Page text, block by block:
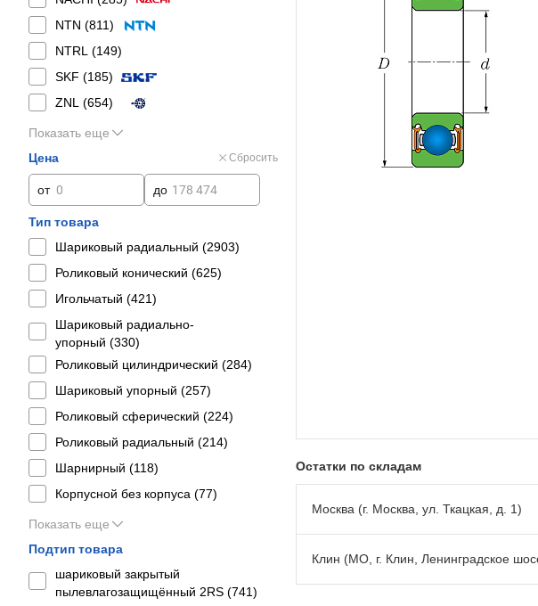
NTN (811)
NTRL (149)
SKF (185)
ZNL (654)
Показать еще
Цена
Сбросить
от до
Тип товара
Шариковый радиальный (2903)
Роликовый конический (625)
Игольчатый (421)
Шариковый радиально-
упорный (330)
Роликовый цилиндрический (284)
Шариковый упорный (257)
Роликовый сферический (224)
Роликовый радиальный (214)
Шарнирный (118)
Корпусной без корпуса (77)
Показать еще
Подтип товара
шариковый закрытый
пылевлагозащищённый 2RS (741)
Остатки по складам
Москва (г. Москва, ул. Ткацкая, д. 1)
Клин (МО, г. Клин, Ленинградское